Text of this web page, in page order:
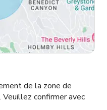
de la zone de
Veuillez confirmer avec